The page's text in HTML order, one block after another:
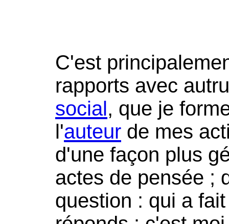
C'est
rapports avec
social, que je
l'auteur de mes
d'une façon plus
actes de pensée ;
question : qui a